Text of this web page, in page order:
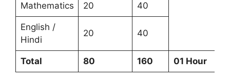
Mathematics 20 40
English /
Hindi
20 40
Total 80 160 01 Hour